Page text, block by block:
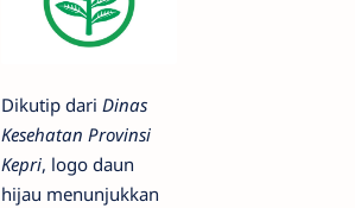
Dikutip dari Dinas
Kesehatan Provinsi
Kepri, logo daun
hijau menunjukkan